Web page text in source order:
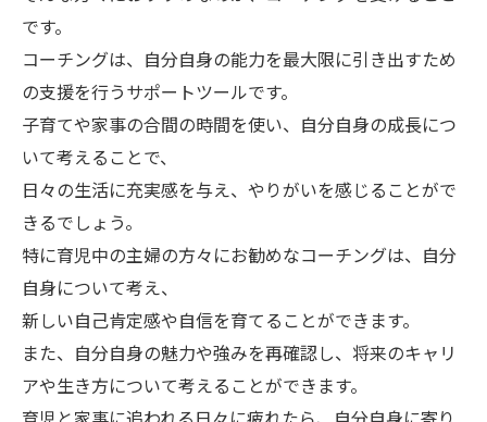
です。
コーチングは、自分自身の能力を最大限に引き出すため
の支援を行うサポートツールです。
子育てや家事の合間の時間を使い、自分自身の成長につ
いて考えることで、
日々の生活に充実感を与え、やりがいを感じることがで
きるでしょう。
特に育児中の主婦の方々にお勧めなコーチングは、自分
自身について考え、
新しい自己肯定感や自信を育てることができます。
また、自分自身の魅力や強みを再確認し、将来のキャリ
アや生き方について考えることができます。